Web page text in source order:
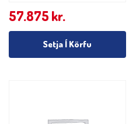
57.875 kr.
Setja Í Körfu